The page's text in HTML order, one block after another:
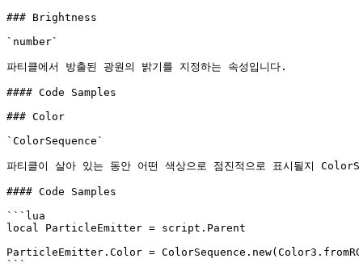
### Brightness
`number`
파티클에서 방출된 광원의 밝기를 지정하는 속성입니다.
#### Code Samples
### Color
`ColorSequence`
파티클이 살아 있는 동안 어떤 색상으로 점진적으로 표시될지
#### Code Samples
```lua
local ParticleEmitter = script.Parent
ParticleEmitter.Color =
```